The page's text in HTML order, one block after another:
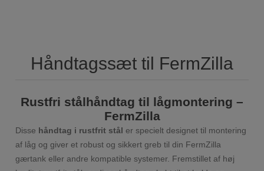
Håndtagssæt til FermZilla
Rustfri stålhåndtag til lågmontering –
FermZilla
Disse håndtag i rustfrit stål er specielt designet til montering
af låg og giver et robust og sikkert greb til din FermZilla
gærtank eller andre kompatible systemer. Fremstillet af høj